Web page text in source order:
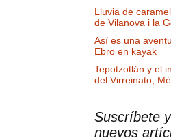
Lluvia de
de Vilanova i la
Así es una
Ebro en kayak
Tepotzotlán y el
del Virreinato,
Suscríbete
nuevos